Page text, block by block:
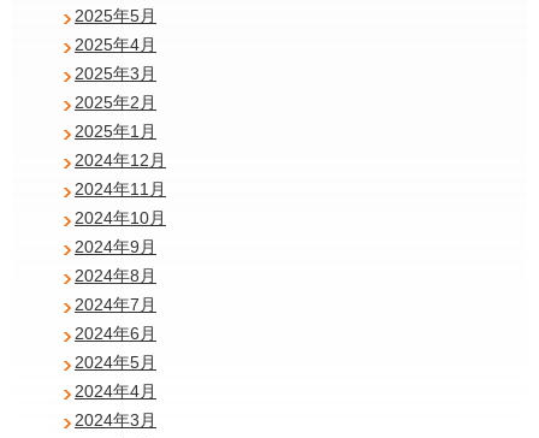
2025年5月
2025年4月
2025年3月
2025年2月
2025年1月
2024年12月
2024年11月
2024年10月
2024年9月
2024年8月
2024年7月
2024年6月
2024年5月
2024年4月
2024年3月